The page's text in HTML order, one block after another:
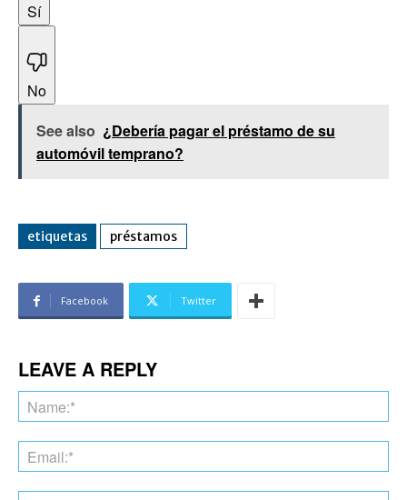
Sí
No
See also ¿Debería pagar el préstamo de su
automóvil temprano?
etiquetas préstamos
Facebook Twitter
LEAVE A REPLY